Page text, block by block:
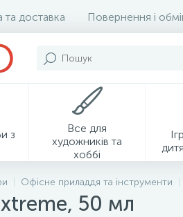
та доставка Повернення і
з
Все для
художників та
хоббі
Офісне приладдя та інструменти
50 мл